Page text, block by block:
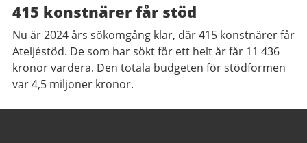
415 konstnärer får stöd
Nu är 2024 års sökomgång klar, där 415 konstnärer får
Ateljéstöd. De som har sökt för ett helt år får 11 436
kronor vardera. Den totala budgeten för stödformen
var 4,5 miljoner kronor.